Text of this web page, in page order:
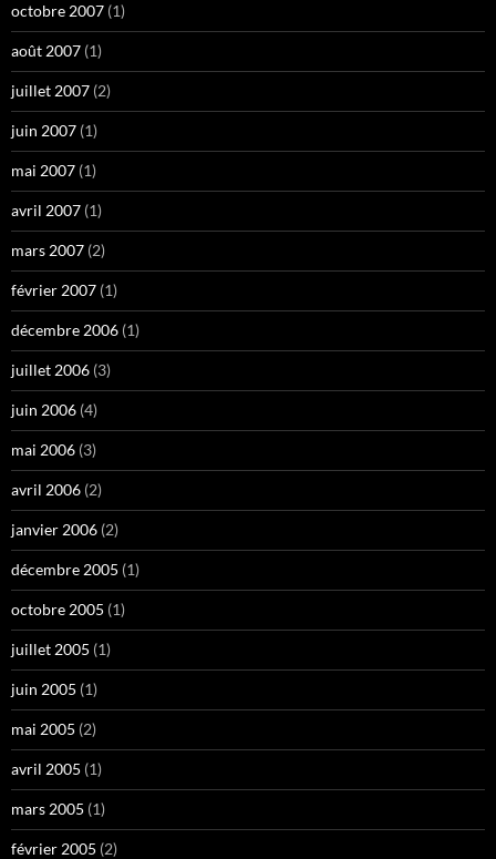
octobre 2007 (1)
août 2007 (1)
juillet 2007 (2)
juin 2007 (1)
mai 2007 (1)
avril 2007 (1)
mars 2007 (2)
février 2007 (1)
décembre 2006 (1)
juillet 2006 (3)
juin 2006 (4)
mai 2006 (3)
avril 2006 (2)
janvier 2006 (2)
décembre 2005 (1)
octobre 2005 (1)
juillet 2005 (1)
juin 2005 (1)
mai 2005 (2)
avril 2005 (1)
mars 2005 (1)
février 2005 (2)